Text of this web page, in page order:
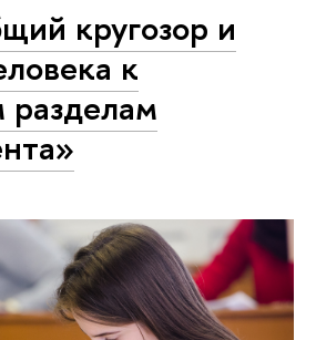
кругозор и
к
разделам